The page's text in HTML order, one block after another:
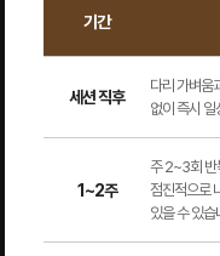
기간
세션 직후
다리 가벼움
없이 즉시
1~2주
주 2~3회 반
점진적으로
있을 수 있습